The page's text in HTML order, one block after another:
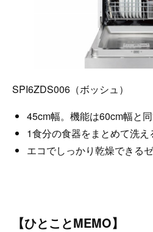
SPI6ZDS006（ボッシュ）
45cm幅。機能は60cm幅と
1食分の食器をまとめて洗え
エコでしっかり乾燥できる
【ひとことMEMO】